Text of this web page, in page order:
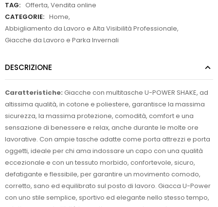
TAG: Offerta, Vendita online
CATEGORIE: Home,
Abbigliamento da Lavoro e Alta Visibilità Professionale,
Giacche da Lavoro e Parka Invernali
DESCRIZIONE
Caratteristiche: Giacche con multitasche U-POWER SHAKE, ad
altissima qualità, in cotone e poliestere, garantisce la massima
sicurezza, la massima protezione, comodità, comfort e una
sensazione di benessere e relax, anche durante le molte ore
lavorative. Con ampie tasche adatte come porta attrezzi e porta
oggetti, ideale per chi ama indossare un capo con una qualità
eccezionale e con un tessuto morbido, confortevole, sicuro,
defatigante e flessibile, per garantire un movimento comodo,
corretto, sano ed equilibrato sul posto di lavoro. Giacca U-Power
con uno stile semplice, sportivo ed elegante nello stesso tempo,